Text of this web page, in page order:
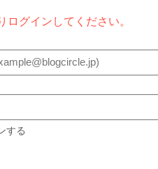
ログインしてください。
する